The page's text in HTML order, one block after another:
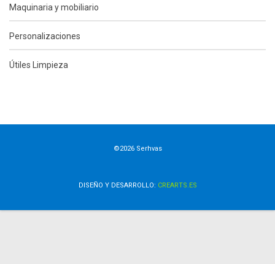
Maquinaria y mobiliario
Personalizaciones
Útiles Limpieza
©2026 Serhvas
DISEÑO Y DESARROLLO: CREARTS.ES